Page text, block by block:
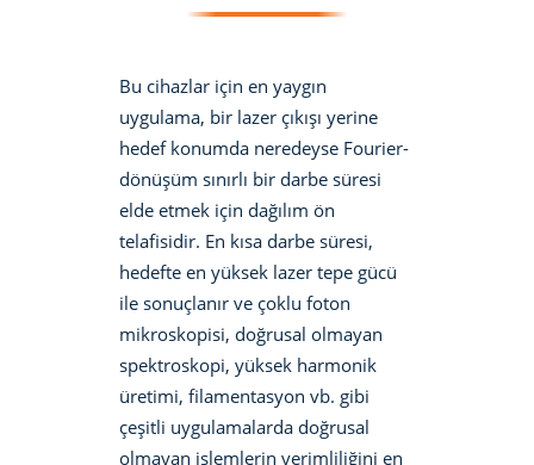
Bu cihazlar için en yaygın
uygulama, bir lazer çıkışı yerine
hedef konumda neredeyse Fourier-
dönüşüm sınırlı bir darbe süresi
elde etmek için dağılım ön
telafisidir. En kısa darbe süresi,
hedefte en yüksek lazer tepe gücü
ile sonuçlanır ve çoklu foton
mikroskopisi, doğrusal olmayan
spektroskopi, yüksek harmonik
üretimi, filamentasyon vb. gibi
çeşitli uygulamalarda doğrusal
olmayan işlemlerin verimliliğini en